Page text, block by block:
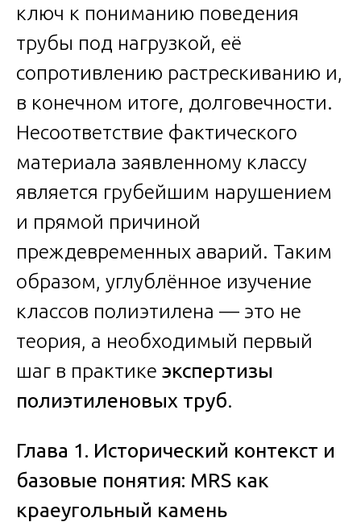
ключ к пониманию поведения
трубы под нагрузкой, её
сопротивлению растрескиванию и,
в конечном итоге, долговечности.
Несоответствие фактического
материала заявленному классу
является грубейшим нарушением
и прямой причиной
преждевременных аварий. Таким
образом, углублённое изучение
классов полиэтилена — это не
теория, а необходимый первый
шаг в практике экспертизы
полиэтиленовых труб.
Глава 1. Исторический контекст и
базовые понятия: MRS как
краеугольный камень